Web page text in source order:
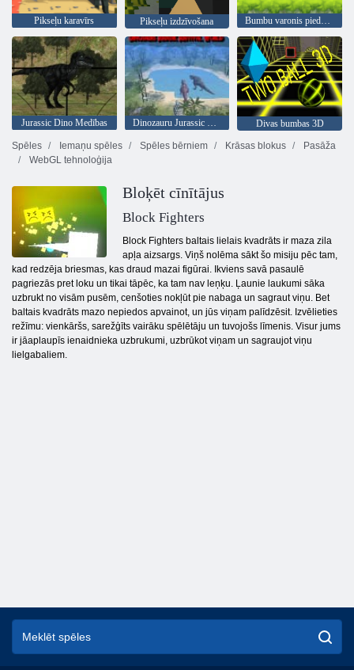
Pikseļu karavīrs Pikseļu izdzīvošana Bumbu varonis piedzīvojums: sarkans lielība bumbu
Jurassic Dino Medības Dinozauru Jurassic Survival World
Divas bumbas 3D
Spēles
Iemaņu spēles Spēles bērniem Krāsas blokus
Pasāža
WebGL tehnoloģija
Bloķēt cīnītājus
Block Fighters
Block Fighters baltais lielais kvadrāts ir maza zila
apļa aizsargs. Viņš nolēma sākt šo misiju pēc tam,
kad redzēja briesmas, kas draud mazai figūrai. Ikviens savā pasaulē
pagriezās pret loku un tikai tāpēc, ka tam nav leņķu. Ļaunie laukumi sāka
uzbrukt no visām pusēm, cenšoties nokļūt pie nabaga un sagraut viņu. Bet
baltais kvadrāts mazo nepiedos apvainot, un jūs viņam palīdzēsit. Izvēlieties
režīmu: vienkāršs, sarežģīts vairāku spēlētāju un tuvojošs līmenis. Visur jums
ir jāaplaupīs ienaidnieka uzbrukumi, uzbrūkot viņam un sagraujot viņu
lielgabaliem.